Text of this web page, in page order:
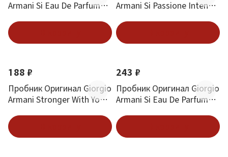
Armani Si Eau De Parfum
Armani Si Passione Intense
188 ₽
Пробник Оригинал Giorgio
Armani Stronger With You
243 ₽
Пробник Оригинал Giorgio
Armani Si Eau De Parfum
Новинка